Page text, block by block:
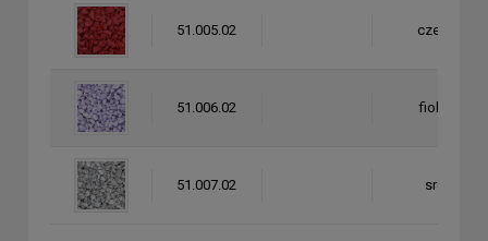
51.005.02 czerwony
51.006.02 fioletowy
51.007.02 srebrny